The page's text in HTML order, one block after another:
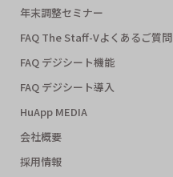
年末調整セミナー
FAQ The Staff-Vよくあるご質問
FAQ デジシート機能
FAQ デジシート導入
HuApp MEDIA
会社概要
採用情報